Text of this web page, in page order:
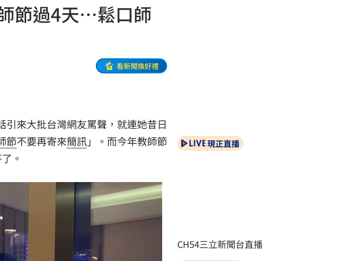
節過4天…鬆口師
看新聞換好禮
來大批台灣網友罵聲，就連她昔日
節不要再寄來簡訊」。而今年教師節
。
現正直播
CH54三立新聞台直播